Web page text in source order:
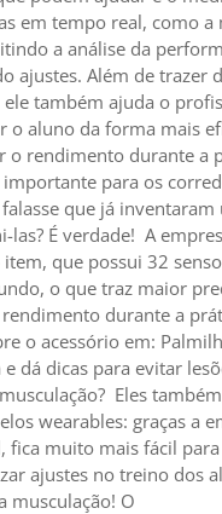
em tempo real, como a
a análise da
ajustes. Além de trazer
também ajuda o
o aluno da forma mais
o rendimento durante a
para os
falasse que já
las? É verdade! A
que possui 32
o que traz maior
durante a
o acessório em:
dá dicas para evitar
Eles
wearables: graças a
fica muito mais fácil
ajustes no treino dos
musculação! O